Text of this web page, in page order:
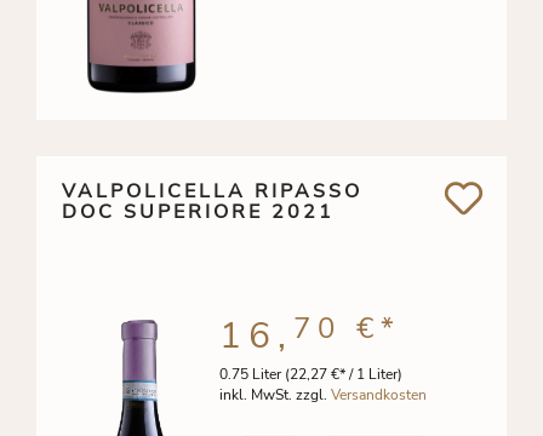
VALPOLICELLA RIPASSO
DOC SUPERIORE 2021
0.75 Liter(22,27 €* / 1 Liter)
inkl. MwSt. zzgl. Versandkosten
16, 70 €*